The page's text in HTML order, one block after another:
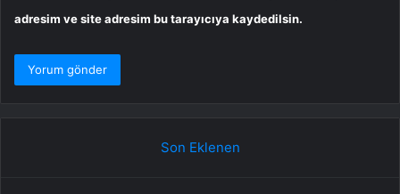
adresim ve site adresim bu tarayıcıya kaydedilsin.
Son Eklenen